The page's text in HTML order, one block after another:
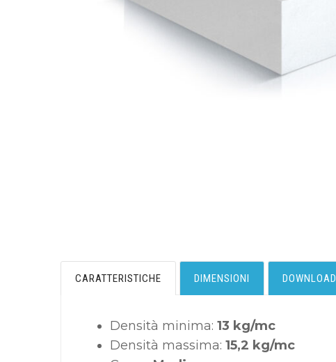
CARATTERISTICHE DIMENSIONI DOWNLOAD
Densità minima: 13 kg/mc
Densità massima: 15,2 kg/mc